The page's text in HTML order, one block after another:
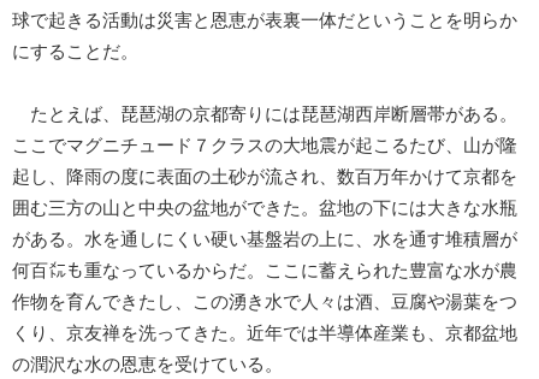
球で起きる活動は災害と恩恵が表裏一体だということを明らか
にすることだ。
たとえば、琵琶湖の京都寄りには琵琶湖西岸断層帯がある。
ここでマグニチュード７クラスの大地震が起こるたび、山が隆
起し、降雨の度に表面の土砂が流され、数百万年かけて京都を
囲む三方の山と中央の盆地ができた。盆地の下には大きな水瓶
がある。水を通しにくい硬い基盤岩の上に、水を通す堆積層が
何百㍍も重なっているからだ。ここに蓄えられた豊富な水が農
作物を育んできたし、この湧き水で人々は酒、豆腐や湯葉をつ
くり、京友禅を洗ってきた。近年では半導体産業も、京都盆地
の潤沢な水の恩恵を受けている。